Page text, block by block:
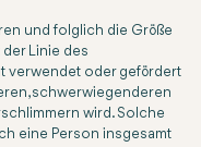
und folglich die Größe
Linie des
verwendet oder gefördert
schwerwiegenderen
wird. Solche
eine Person insgesamt